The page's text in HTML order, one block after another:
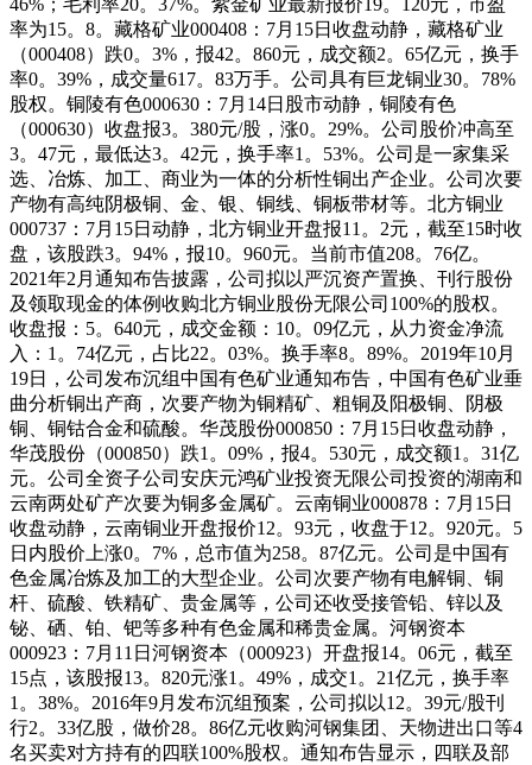
率为15。8。藏格矿业000408：7月15日收盘动静，藏格矿业
（000408）跌0。3%，报42。860元，成交额2。65亿元，换手
率0。39%，成交量617。83万手。公司具有巨龙铜业30。78%
股权。铜陵有色000630：7月14日股市动静，铜陵有色
（000630）收盘报3。380元/股，涨0。29%。公司股价冲高至
3。47元，最低达3。42元，换手率1。53%。公司是一家集采
选、冶炼、加工、商业为一体的分析性铜出产企业。公司次要
产物有高纯阴极铜、金、银、铜线、铜板带材等。北方铜业
000737：7月15日动静，北方铜业开盘报11。2元，截至15时收
盘，该股跌3。94%，报10。960元。当前市值208。76亿。
2021年2月通知布告披露，公司拟以严沉资产置换、刊行股份
及领取现金的体例收购北方铜业股份无限公司100%的股权。
收盘报：5。640元，成交金额：10。09亿元，从力资金净流
入：1。74亿元，占比22。03%。换手率8。89%。2019年10月
19日，公司发布沉组中国有色矿业通知布告，中国有色矿业垂
曲分析铜出产商，次要产物为铜精矿、粗铜及阳极铜、阴极
铜、铜钴合金和硫酸。华茂股份000850：7月15日收盘动静，
华茂股份（000850）跌1。09%，报4。530元，成交额1。31亿
元。公司全资子公司安庆元鸿矿业投资无限公司投资的湖南和
云南两处矿产次要为铜多金属矿。云南铜业000878：7月15日
收盘动静，云南铜业开盘报价12。93元，收盘于12。920元。5
日内股价上涨0。7%，总市值为258。87亿元。公司是中国有
色金属冶炼及加工的大型企业。公司次要产物有电解铜、铜
杆、硫酸、铁精矿、贵金属等，公司还收受接管铅、锌以及
铋、硒、铂、钯等多种有色金属和稀贵金属。河钢资本
000923：7月11日河钢资本（000923）开盘报14。06元，截至
15点，该股报13。820元涨1。49%，成交1。21亿元，换手率
1。38%。2016年9月发布沉组预案，公司拟以12。39元/股刊
行2。33亿股，做价28。86亿元收购河钢集团、天物进出口等4
名买卖对方持有的四联100%股权。通知布告显示，四联及部